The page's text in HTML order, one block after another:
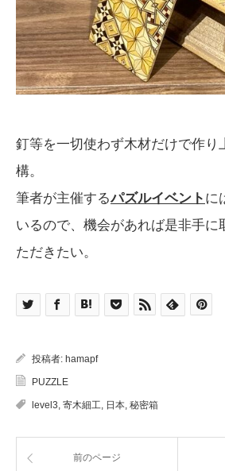
釘等を一切使わず木材だけで作り
構。
筆者が主催するパズルイベント に
いるので、機会があれば是非手に
ただきたい。
投稿者: hamapf
PUZZLE
level3, 寄木細工, 日本, 秘密箱
前のページ